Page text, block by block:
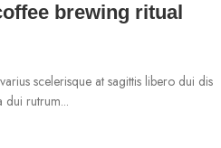
brewing ritual
scelerisque at sagittis libero dui dis
dui rutrum...